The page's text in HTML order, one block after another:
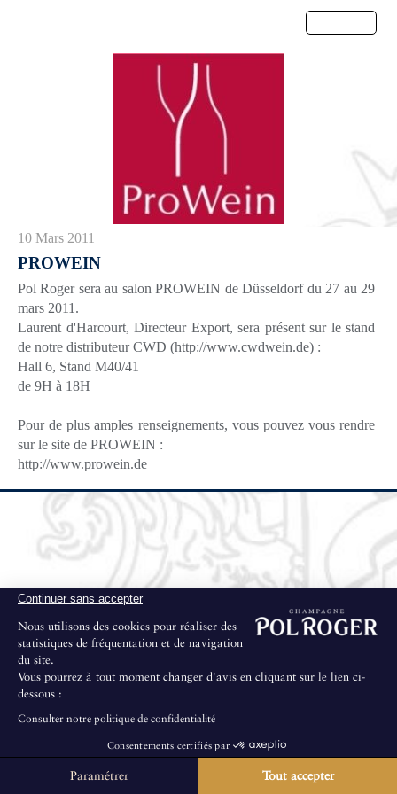
10 Mars 2011
PROWEIN
Pol Roger sera au salon PROWEIN de Düsseldorf du 27 au 29
mars 2011.
Laurent d'Harcourt, Directeur Export, sera présent sur le stand
de notre distributeur CWD (http://www.cwdwein.de) :
Hall 6, Stand M40/41
de 9H à 18H
Pour de plus amples renseignements, vous pouvez vous rendre
sur le site de PROWEIN :
http://www.prowein.de
La Maison ne propose pas de visites au public.
Continuer sans accepter
Nous utilisons des cookies pour réaliser des
statistiques de fréquentation et de navigation
du site.
Vous pourrez à tout moment changer d'avis en cliquant sur le lien ci-
dessous :
Consulter notre politique de confidentialité
Consentements certifiés par
Paramétrer Tout accepter